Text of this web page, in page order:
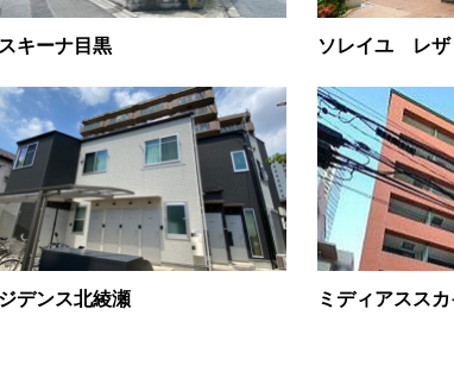
キーナ目黒 ソレイユ レザ
デンス北綾瀬 ミディアスス